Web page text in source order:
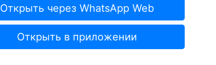
Открыть через WhatsApp Web
Открыть в приложении